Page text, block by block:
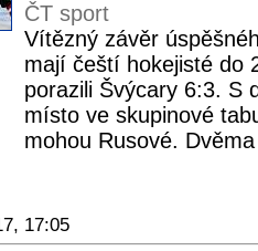
ČT sport
Vítězný závěr
mají čeští hokejisté do
porazili Švýcary 6:3. S
místo ve skupinové
mohou Rusové.
17:05